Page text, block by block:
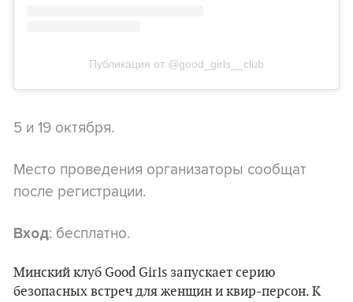
Публикация от @good_girls__club
5 и 19 октября.
Место проведения организаторы сообщат
после регистрации.
Вход: бесплатно.
Минский клуб Good Girls запускает серию
безопасных встреч для женщин и квир-персон. К